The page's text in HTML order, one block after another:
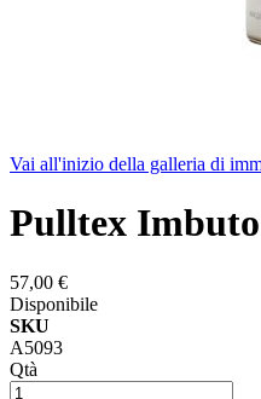
Vai all'inizio della galleria di
Pulltex
57,00 €
Disponibile
SKU
A5093
Qtà